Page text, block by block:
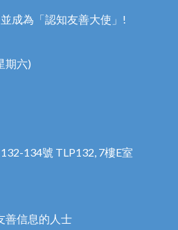
成為「認知友善大使」!
期六)
134號 TLP132, 7樓E室
信息的人士